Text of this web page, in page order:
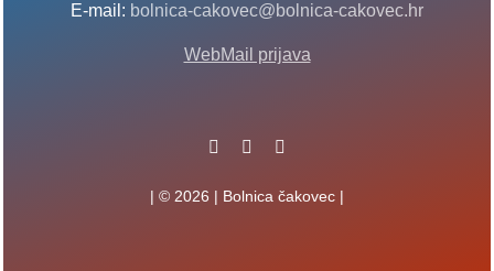
E-mail: bolnica-cakovec@bolnica-cakovec.hr
WebMail prijava
| © 2026 | Bolnica čakovec |